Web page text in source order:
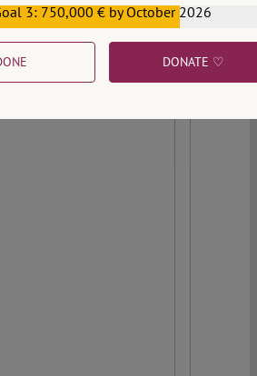
3: 750,000 € by October 2026
DONATE ♡